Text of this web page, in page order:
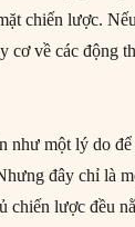
chiến lược.
cơ về các động
như một lý do
đây chỉ là
chiến lược đều